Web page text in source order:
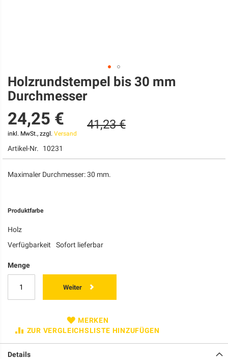
Zum
Anfang
der
springen
Holzrundstempel bis 30 mm
Durchmesser
24,25 €
inkl. MwSt., zzgl. Versand
41,23 €
Artikel-Nr. 10231
Maximaler Durchmesser: 30 mm.
Produktfarbe
Holz
Verfügbarkeit
Sofort lieferbar
Menge
Weiter
MERKEN
ZUR VERGLEICHSLISTE HINZUFÜGEN
Details